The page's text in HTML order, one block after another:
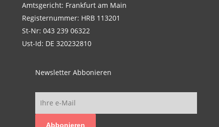
Amtsgericht: Frankfurt am Main
Registernummer: HRB 113201
St-Nr: 043 239 06322
Ust-Id: DE 320232810
Newsletter Abbonieren
Abbonieren